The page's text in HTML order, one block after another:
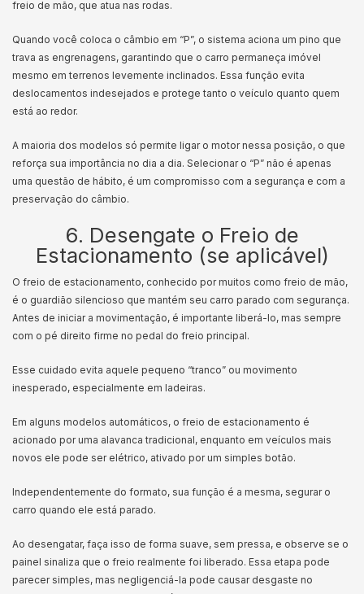
freio de mão, que atua nas rodas.
Quando você coloca o câmbio em “P”, o sistema aciona um pino que
trava as engrenagens, garantindo que o carro permaneça imóvel
mesmo em terrenos levemente inclinados. Essa função evita
deslocamentos indesejados e protege tanto o veículo quanto quem
está ao redor.
A maioria dos modelos só permite ligar o motor nessa posição, o que
reforça sua importância no dia a dia. Selecionar o “P” não é apenas
uma questão de hábito, é um compromisso com a segurança e com a
preservação do câmbio.
6. Desengate o Freio de
Estacionamento (se aplicável)
O freio de estacionamento, conhecido por muitos como freio de mão,
é o guardião silencioso que mantém seu carro parado com segurança.
Antes de iniciar a movimentação, é importante liberá-lo, mas sempre
com o pé direito firme no pedal do freio principal.
Esse cuidado evita aquele pequeno “tranco” ou movimento
inesperado, especialmente em ladeiras.
Em alguns modelos automáticos, o freio de estacionamento é
acionado por uma alavanca tradicional, enquanto em veículos mais
novos ele pode ser elétrico, ativado por um simples botão.
Independentemente do formato, sua função é a mesma, segurar o
carro quando ele está parado.
Ao desengatar, faça isso de forma suave, sem pressa, e observe se o
painel sinaliza que o freio realmente foi liberado. Essa etapa pode
parecer simples, mas negligenciá-la pode causar desgaste no